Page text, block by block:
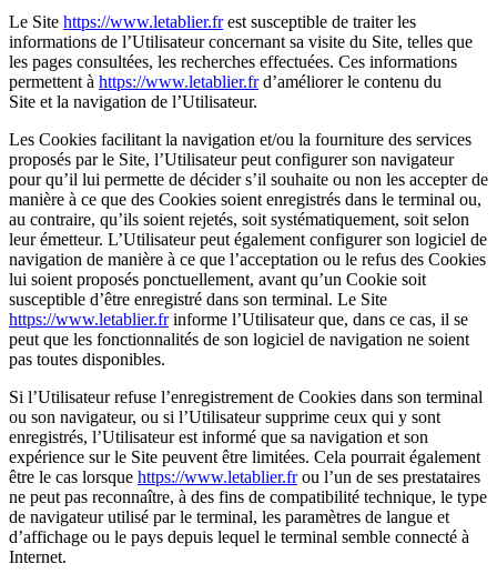
Le Site https://www.letablier.frest susceptible de traiter les
informations de l’Utilisateur concernant sa visite du Site, telles que
les pages consultées, les recherches effectuées. Ces informations
permettent à https://www.letablier.frd’améliorer le contenu du
Site et la navigation de l’Utilisateur.
Les Cookies facilitant la navigation et/ou la fourniture des services
proposés par le Site, l’Utilisateur peut configurer son navigateur
pour qu’il lui permette de décider s’il souhaite ou non les accepter de
manière à ce que des Cookies soient enregistrés dans le terminal ou,
au contraire, qu’ils soient rejetés, soit systématiquement, soit selon
leur émetteur. L’Utilisateur peut également configurer son logiciel de
navigation de manière à ce que l’acceptation ou le refus des Cookies
lui soient proposés ponctuellement, avant qu’un Cookie soit
susceptible d’être enregistré dans son terminal. Le Site
https://www.letablier.frinforme l’Utilisateur que, dans ce cas, il se
peut que les fonctionnalités de son logiciel de navigation ne soient
pas toutes disponibles.
Si l’Utilisateur refuse l’enregistrement de Cookies dans son terminal
ou son navigateur, ou si l’Utilisateur supprime ceux qui y sont
enregistrés, l’Utilisateur est informé que sa navigation et son
expérience sur le Site peuvent être limitées. Cela pourrait également
être le cas lorsque https://www.letablier.frou l’un de ses prestataires
ne peut pas reconnaître, à des fins de compatibilité technique, le type
de navigateur utilisé par le terminal, les paramètres de langue et
d’affichage ou le pays depuis lequel le terminal semble connecté à
Internet.